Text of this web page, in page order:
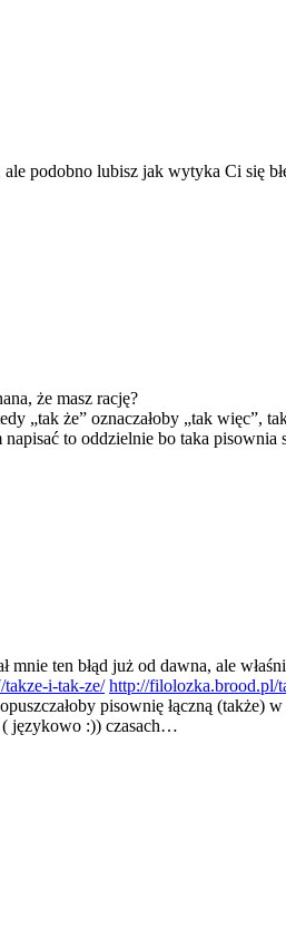
podobno lubisz jak wytyka Ci się
że masz rację?
„tak że” oznaczałoby „tak więc”,
to oddzielnie bo taka pisownia
mnie ten błąd już od dawna, ale
i-tak-ze/ http://filolozka.brood.pl/
pisownię łączną
językowo :)) czasach…